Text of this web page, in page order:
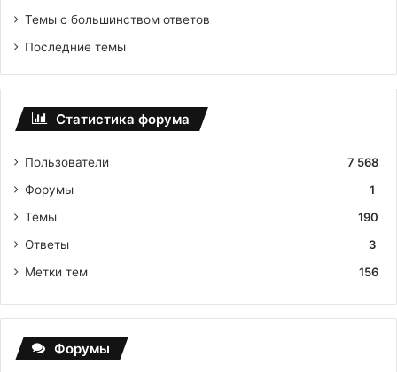
Темы с большинством ответов
Последние темы
Статистика форума
Пользователи
7 568
Форумы
1
Темы
190
Ответы
3
Метки тем
156
Форумы